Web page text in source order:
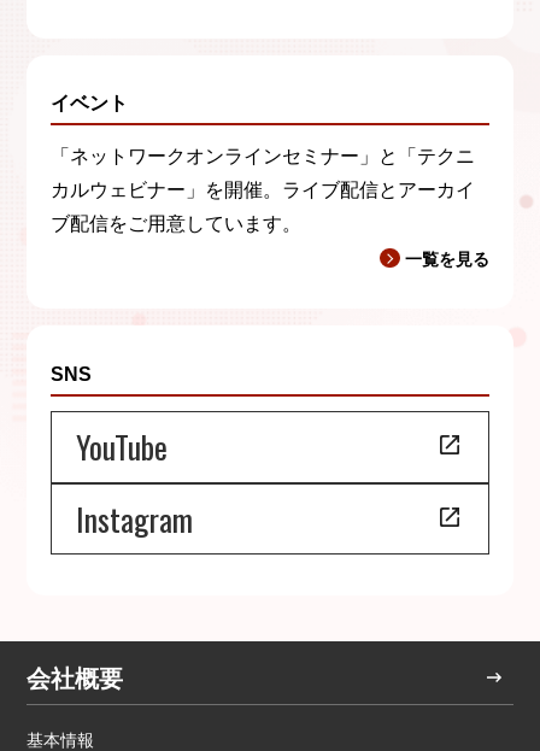
イベント
「ネットワークオンラインセミナー」と「テクニ
カルウェビナー」を開催。ライブ配信とアーカイ
ブ配信をご用意しています。
一覧を見る
SNS
YouTube
Instagram
会社概要
基本情報